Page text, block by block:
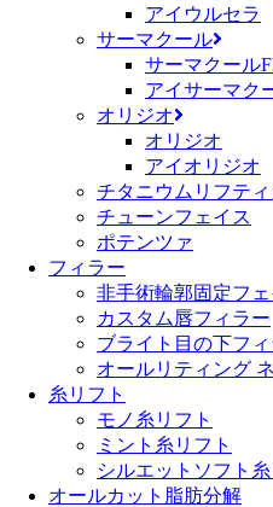
アイウルセラ
サーマクール
サーマクール
アイサーマク
オリジオ
オリジオ
アイオリジオ
チタニウムリフテ
チューンフェイス
ポテンツァ
フィラー
非手術輪郭固定フ
カスタム唇フィラー
ブライト目の下フ
オールリティング
糸リフト
モノ糸リフト
ミント糸リフト
シルエットソフト糸
オールカット脂肪分解